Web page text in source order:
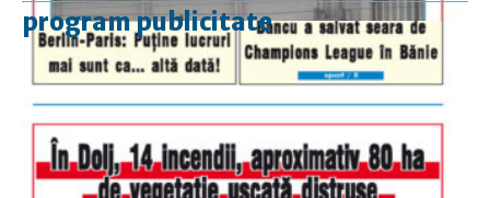
program publicitate
luni-vineri
9.00 - 17.00
duminică
9.00 - 12.00